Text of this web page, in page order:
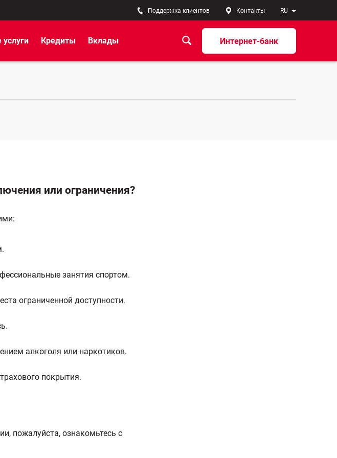
RU
Поддержка клиентов Контакты
Интернет-банк
Кредиты Вклады
или ограничения?
занятия спортом.
ограниченной доступности.
алкоголя или наркотиков.
покрытия.
пожалуйста, ознакомьтесь с